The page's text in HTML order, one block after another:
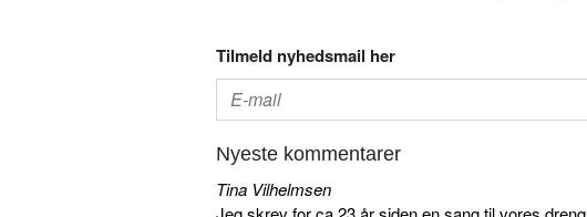
Tilmeld nyhedsmail her
Nyeste kommentarer
Tina Vilhelmsen